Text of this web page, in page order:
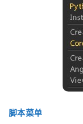
脚本菜单